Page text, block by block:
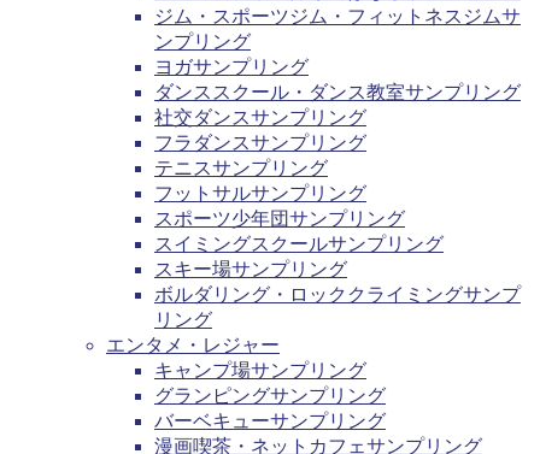
ジム・スポーツジム・フィットネスジムサ
ンプリング
ヨガサンプリング
ダンススクール・ダンス教室サンプリング
社交ダンスサンプリング
フラダンスサンプリング
テニスサンプリング
フットサルサンプリング
スポーツ少年団サンプリング
スイミングスクールサンプリング
スキー場サンプリング
ボルダリング・ロッククライミングサンプ
リング
エンタメ・レジャー
キャンプ場サンプリング
グランピングサンプリング
バーベキューサンプリング
漫画喫茶・ネットカフェサンプリング